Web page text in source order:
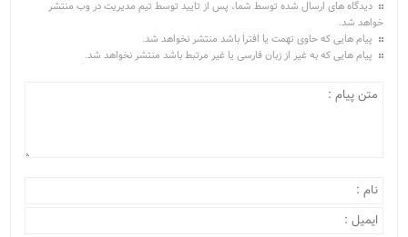
دیدگاه های ارسال شده توسط شما، پس از تایید توسط تیم مدیریت در وب منتشر
خواهد شد.
پیام هایی که حاوی تهمت یا افترا باشد منتشر نخواهد شد.
پیام هایی که به غیر از زبان فارسی یا غیر مرتبط باشد منتشر نخواهد شد.